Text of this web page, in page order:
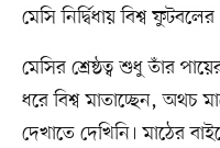
মেসি নির্দ্বিধায় বিশ্ব
মেসির শ্রেষ্ঠত্ব শুধু তাঁর
ধরে বিশ্ব মাতাচ্ছেন, অথচ
দেখাতে দেখিনি। মাঠের